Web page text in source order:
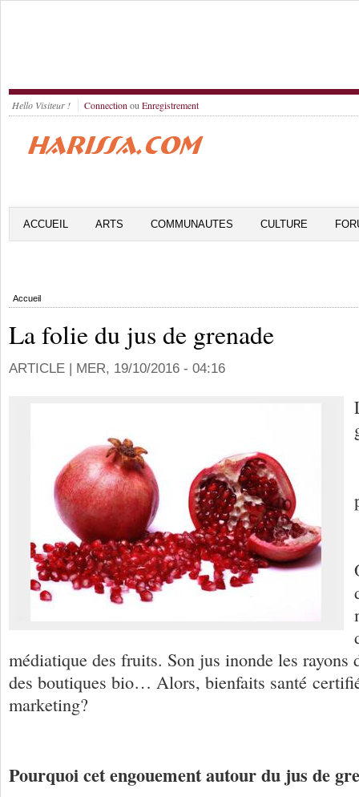
Hello Visiteur ! Connection ou Enregistrement
ACCUEIL ARTS COMMUNAUTES CULTURE
Accueil
La folie du jus de grenade
ARTICLE | MER, 19/10/2016 - 04:16
médiatique des fruits. Son jus inonde les rayons
des boutiques bio… Alors, bienfaits santé
marketing?
Pourquoi cet engouement autour du jus de